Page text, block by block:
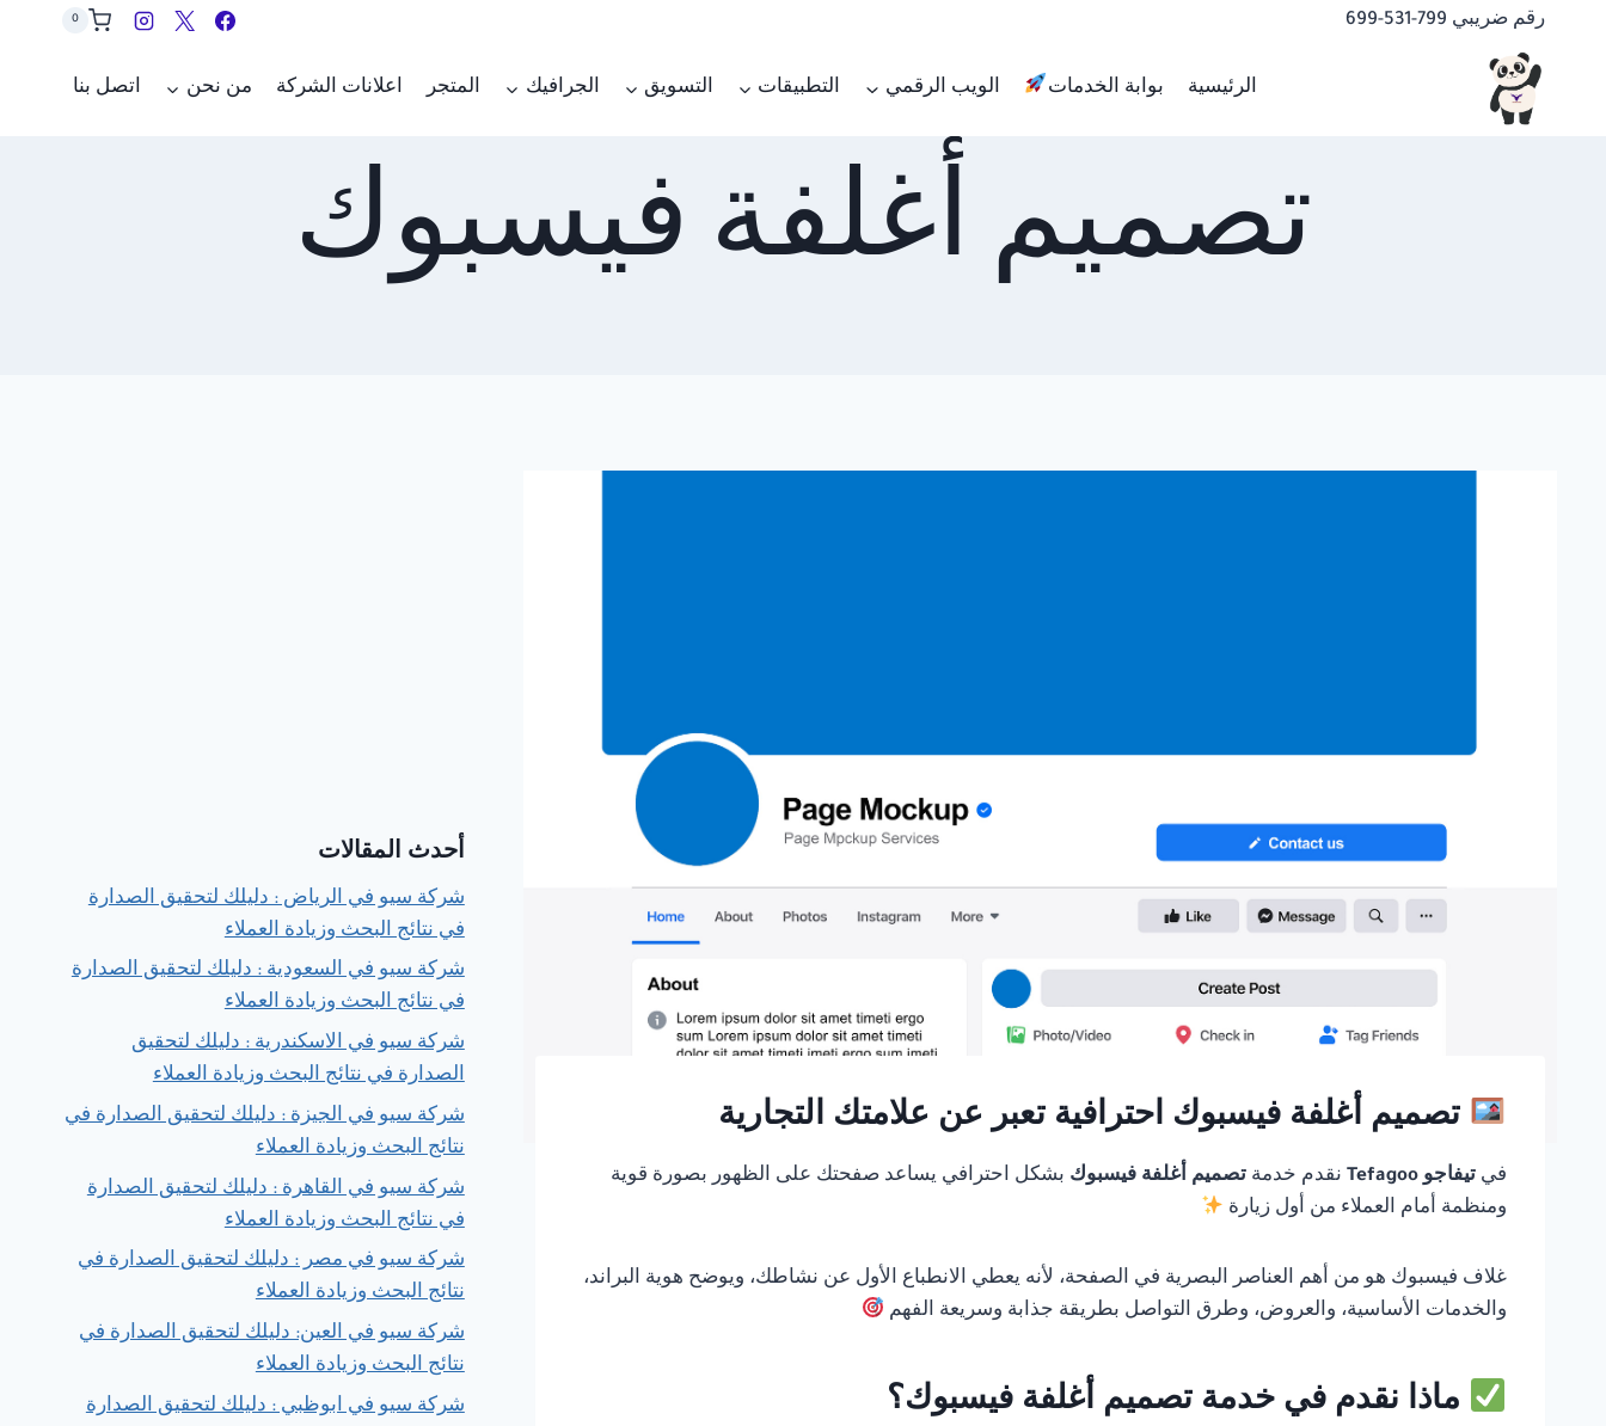
المحتوى
رقم ضريبي 799-531-699 0
الرئيسية بوابة الخدمات الويب الرقمي التطبيقات التسويق الجرافيك المتجر اعلانات الشركة من نحن اتصل بنا
تصميم أغلفة فيسبوك
تصميم أغلفة فيسبوك احترافية تعبر عن علامتك التجارية
فيتيفاجو Tefagoo نقدم خدمةتصميم أغلفة فيسبوك بشكل احترافي يساعد صفحتك على الظهور بصورة قوية
ومنظمة أمام العملاء من أول زيارة
غلاف فيسبوك هو من أهم العناصر البصرية في الصفحة، لأنه يعطي الانطباع الأول عن نشاطك، ويوضح هوية البراند،
والخدمات الأساسية، والعروض، وطرق التواصل بطريقة جذابة وسريعة الفهم
ماذا نقدم في خدمة تصميم أغلفة فيسبوك؟
أحدث المقالات
شركة سيو في الرياض : دليلك لتحقيق الصدارة
في نتائج البحث وزيادة العملاء
شركة سيو في السعودية : دليلك لتحقيق الصدارة
في نتائج البحث وزيادة العملاء
شركة سيو في الاسكندرية : دليلك لتحقيق
الصدارة في نتائج البحث وزيادة العملاء
شركة سيو في الجيزة : دليلك لتحقيق الصدارة في
نتائج البحث وزيادة العملاء
شركة سيو في القاهرة : دليلك لتحقيق الصدارة
في نتائج البحث وزيادة العملاء
شركة سيو في مصر : دليلك لتحقيق الصدارة في
نتائج البحث وزيادة العملاء
شركة سيو في العين: دليلك لتحقيق الصدارة في
نتائج البحث وزيادة العملاء
شركة سيو في ابوظبي : دليلك لتحقيق الصدارة